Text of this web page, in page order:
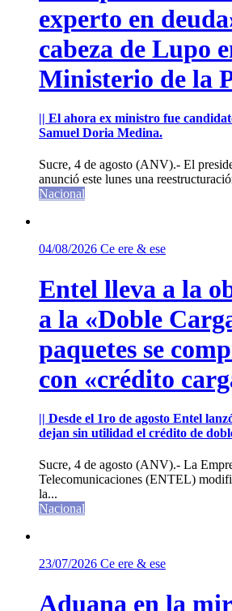
experto en
cabeza de Lupo
Ministerio de la
|| El ahora ex ministro fue
Samuel Doria Medina.
Sucre, 4 de agosto (ANV).- El
anunció este lunes una
Nacional
04/08/2026 Ce ere & ese
Entel lleva a la
a la «Doble
paquetes se
con «crédito
|| Desde el 1ro de agosto Entel
dejan sin utilidad el crédito de
Sucre, 4 de agosto (ANV).- La
Telecomunicaciones (ENTEL)
la...
Nacional
23/07/2026 Ce ere & ese
Aduana en la